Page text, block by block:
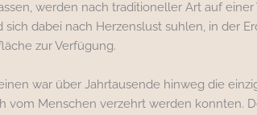
werden nach traditioneller Art auf
dabei nach Herzenslust suhlen, in der
zur Verfügung.
war über Jahrtausende hinweg die
vom Menschen verzehrt werden konnten.